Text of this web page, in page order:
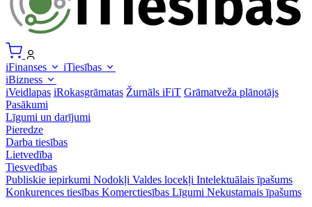
iFinanses
iTiesības
iBizness
iVeidlapas iRokasgrāmatas Žurnāls iFiT Grāmatveža plānotājs
Pasākumi
Līgumi un darījumi
Pieredze
Darba tiesības
Lietvedība
Tiesvedības
Publiskie iepirkumi Nodokļi Valdes locekļi Intelektuālais īpašums
Konkurences tiesības Komerctiesības Līgumi Nekustamais īpašums